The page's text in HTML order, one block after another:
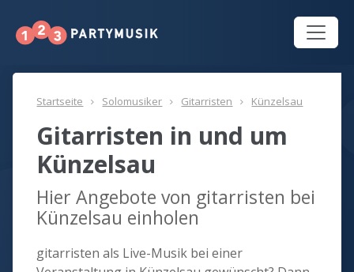
Startseite Solomusiker Gitarristen Künzelsau
Gitarristen in und um
Künzelsau
Hier Angebote von gitarristen bei
Künzelsau einholen
gitarristen als Live-Musik bei einer